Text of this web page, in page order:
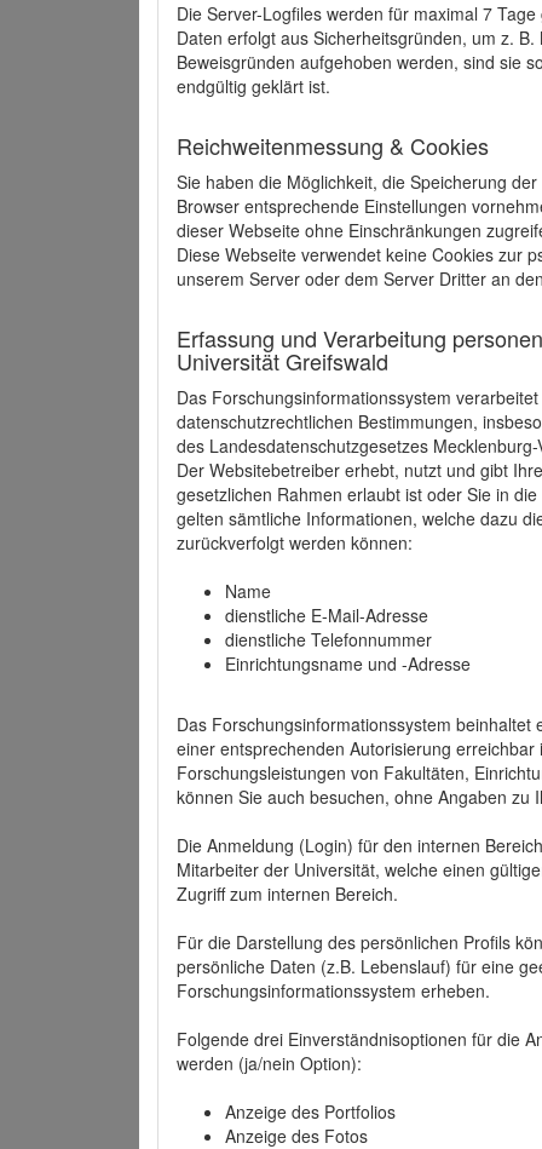
Die Server-Logfiles werden für maximal 7
Daten erfolgt aus Sicherheitsgründen, um z.
Beweisgründen aufgehoben werden, sind sie
endgültig geklärt ist.
Reichweitenmessung & Cookies
Sie haben die Möglichkeit, die Speicherung
Browser entsprechende Einstellungen
dieser Webseite ohne Einschränkungen
Diese Webseite verwendet keine Cookies zur
unserem Server oder dem Server Dritter an
Erfassung und Verarbeitung
Universität Greifswald
Das Forschungsinformationssystem
datenschutzrechtlichen Bestimmungen,
des Landesdatenschutzgesetzes
Der Websitebetreiber erhebt, nutzt und gibt
gesetzlichen Rahmen erlaubt ist oder Sie in
gelten sämtliche Informationen, welche dazu
zurückverfolgt werden können:
Name
dienstliche E-Mail-Adresse
dienstliche Telefonnummer
Einrichtungsname und -Adresse
Das Forschungsinformationssystem beinhaltet
einer entsprechenden Autorisierung
Forschungsleistungen von Fakultäten,
können Sie auch besuchen, ohne Angaben zu
Die Anmeldung (Login) für den internen
Mitarbeiter der Universität, welche einen
Zugriff zum internen Bereich.
Für die Darstellung des persönlichen Profils
persönliche Daten (z.B. Lebenslauf) für eine
Forschungsinformationssystem erheben.
Folgende drei Einverständnisoptionen für die
werden (ja/nein Option):
Anzeige des Portfolios
Anzeige des Fotos